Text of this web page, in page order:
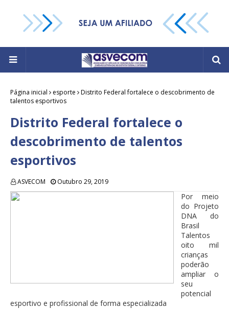
Página inicial esporte
Distrito Federal fortalece o descobrimento de
talentos esportivos
Distrito Federal fortalece o
descobrimento de talentos
esportivos
ASVECOM Outubro 29, 2019
Por meio
do Projeto
DNA do
Brasil
Talentos
oito mil
crianças
poderão
ampliar o
seu
potencial
esportivo e profissional de forma especializada